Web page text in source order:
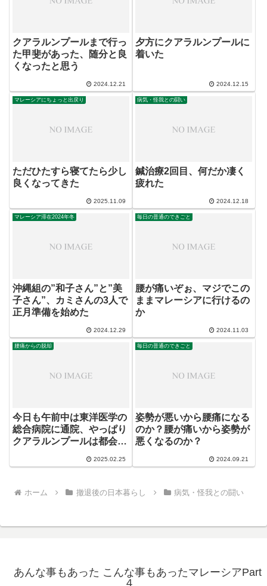
クアラルンプールまで行っ
た甲斐があった、随分と良
くなったと思う
2024.12.21
夕方にクアラルンプールに
着いた
2024.12.15
マレーシアにちょっと出戻り
ただひたすら寝てたら少し
良くなってきた
2025.11.09
病気・怪我との闘い
鍼治療2回目、何だか凄く
疲れた
2024.12.18
マレーシア滞在2024年冬
沖縄組の”和子さん”と”美
子さん”、カミさんの3人で
正月準備を始めた
2024.12.29
毎日の普通のできごと
腰が痛いぞぉ、マジでこの
ままマレーシアに行けるの
か
2024.11.03
腰痛からの脱却
今日も午前中は東洋医学の
総合病院に通院、やっぱり
クアラルンプールは都会だ
2025.02.25
毎日の普通のできごと
姿勢が悪いから腰痛になる
のか？腰が痛いから姿勢が
悪くなるのか？
2024.09.21
ホーム 撤退後の日本暮らし 病気・怪我との闘い
あんな事もあった こんな事もあったマレーシアPart
４